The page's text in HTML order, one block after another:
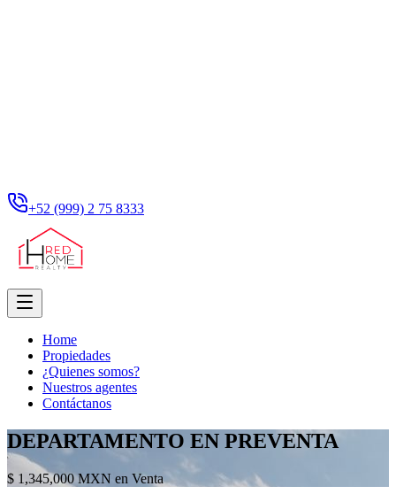
+52 (999) 2 75 8333
Home
Propiedades
¿Quienes somos?
Nuestros agentes
Contáctanos
DEPARTAMENTO EN PREVENTA
$ 1,345,000 MXN en Venta